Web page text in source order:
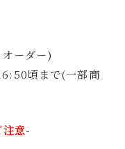
ーダー)
頃まで(一部商
注意-